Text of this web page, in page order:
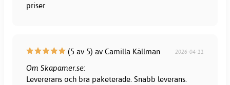
priser
(5 av 5) av Camilla Källman 2026-04-11
Om Skapamer.se:
Levererans och bra paketerade. Snabb leverans.